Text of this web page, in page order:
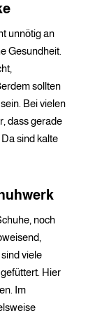
unnötig an
Gesundheit.
sollten
Bei vielen
dass gerade
sind kalte
noch
viele
Hier
Im